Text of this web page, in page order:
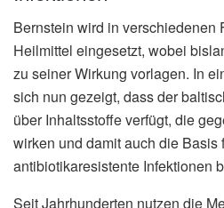
Bernstein wird in verschiedenen
Heilmittel eingesetzt, wobei
zu seiner Wirkung vorlagen. In
sich nun gezeigt, dass der
über Inhaltsstoffe verfügt, die
wirken und damit auch die Basis
antibiotikaresistente Infektionen
Seit Jahrhunderten nutzen die